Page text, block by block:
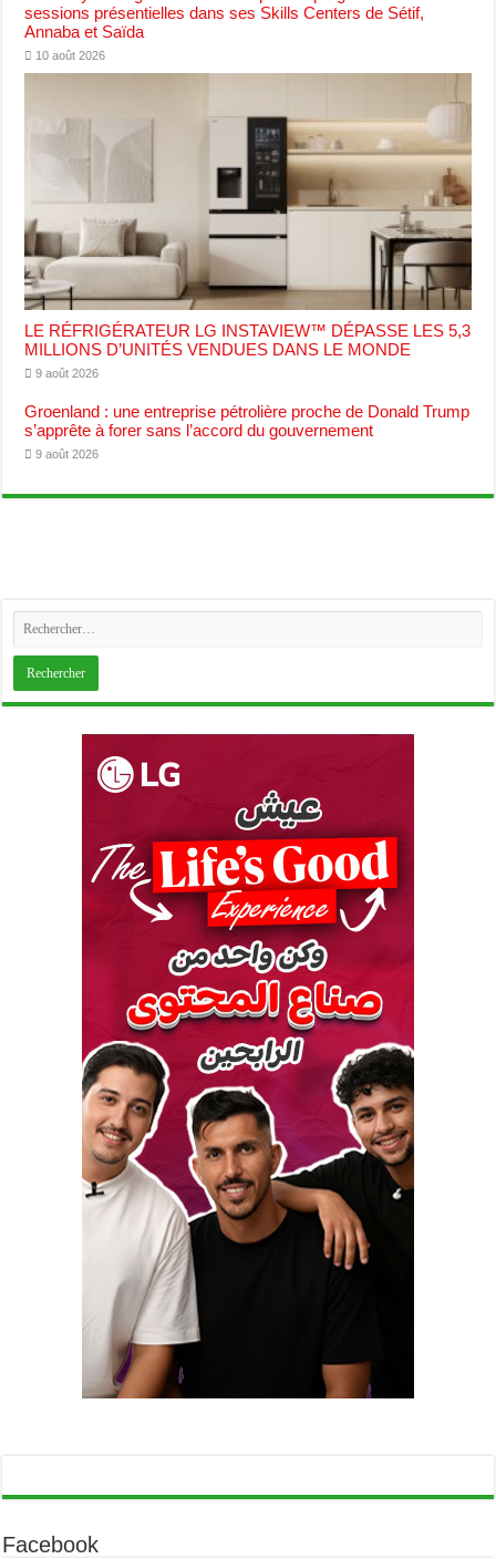
sessions présentielles dans ses Skills Centers de Sétif,
Annaba et Saïda
10 août 2026
LE RÉFRIGÉRATEUR LG INSTAVIEW™ DÉPASSE LES 5,3
MILLIONS D’UNITÉS VENDUES DANS LE MONDE
9 août 2026
Groenland : une entreprise pétrolière proche de Donald Trump
s’apprête à forer sans l’accord du gouvernement
9 août 2026
Facebook